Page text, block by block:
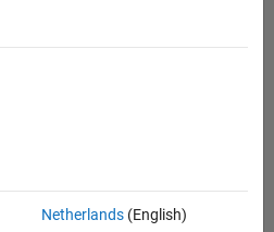
Netherlands(English)